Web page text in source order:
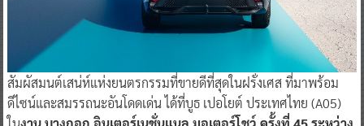
สัมผัสมนต์เสน่ห์แห่งยนตรกรรมที่ขายดีที่สุดในฝรั่งเศส ที่มาพร้อม
ดีไซน์และสมรรถนะอันโดดเด่น ได้ที่บูธ เปอโยต์ ประเทศไทย (A05)